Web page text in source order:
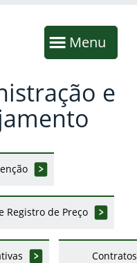
Mostrar
Menu
e
Registro de Preço
Contratos